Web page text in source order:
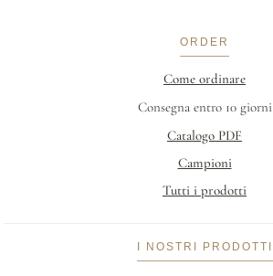
ORDER
Come ordinare
Consegna entro 10 giorni
Catalogo PDF
Campioni
Tutti i prodotti
I NOSTRI PRODOTTI